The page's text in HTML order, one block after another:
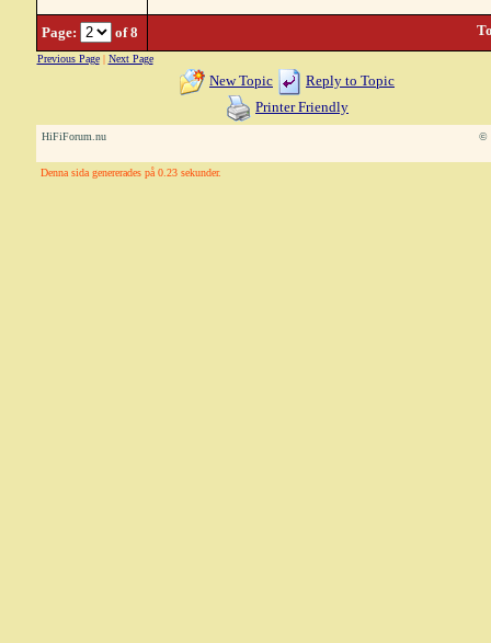
Page: of 8
Previous Page| Next Page
New Topic
Reply to Topic
Printer Friendly
HiFiForum.nu ©
Denna sida genererades på 0.23 sekunder.